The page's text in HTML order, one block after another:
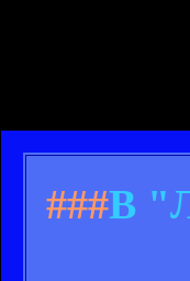
###В